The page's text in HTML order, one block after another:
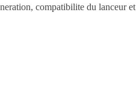
compatibilite du lanceur